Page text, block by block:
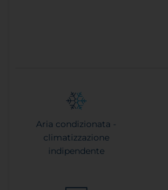
Aria condizionata -
climatizzazione
indipendente